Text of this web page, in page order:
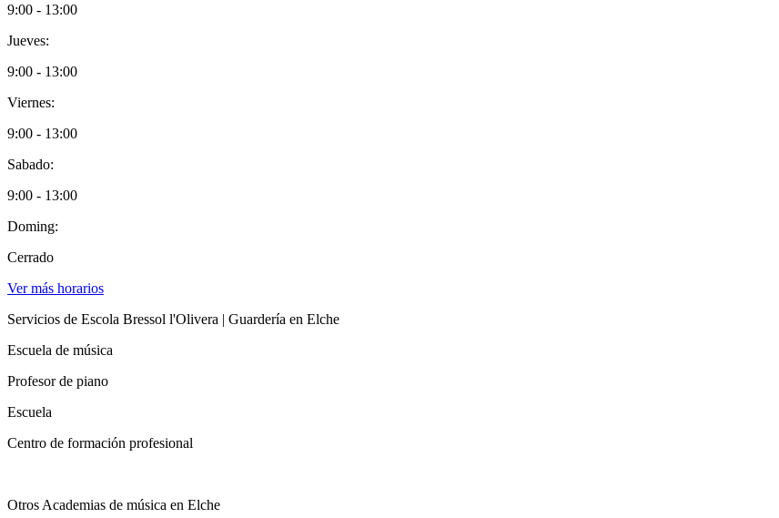
9:00 - 13:00
Jueves:
9:00 - 13:00
Viernes:
9:00 - 13:00
Sabado:
9:00 - 13:00
Doming:
Cerrado
Ver más horarios
Servicios de Escola Bressol l'Olivera | Guardería en Elche
Escuela de música
Profesor de piano
Escuela
Centro de formación profesional
Otros Academias de música en Elche